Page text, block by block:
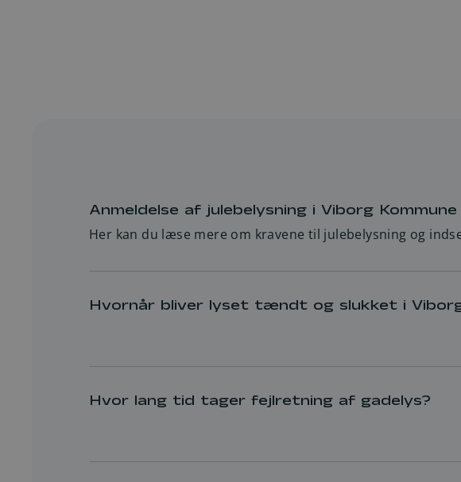
Anmeldelse af julebelysning i Viborg Kommune
Her kan du læse mere om kravene til julebelysning og
Hvornår bliver lyset tændt og slukket i Viborg
Tændingstider – Viborg Kommune
Hvor lang tid tager fejlretning af gadelys?